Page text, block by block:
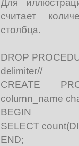
считает
столбца.
DROP
delimiter//
CREATE
column_name
BEGIN
SELECT
END;